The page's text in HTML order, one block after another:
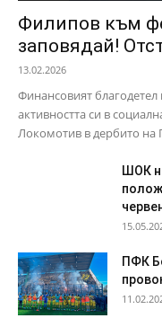
Филипов към
заповядай!
13.02.2026
Финансовият
активността си в
Локомотив в дербито на
ШОК
ПФК